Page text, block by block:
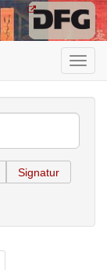
Signatur